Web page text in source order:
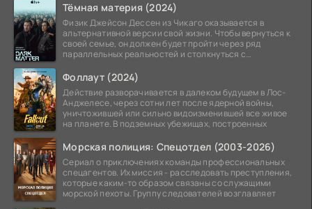
Тёмная материя (2024)
Физик Джейсон Дессен из Чикаго оказывается в
альтернативной версии свой жизни. Чтобы вернуться к
своей семье, он должен будет пройти через ряд
параллельных реальностей и столкнуться с
Фоллаут (2024)
Действие разворачивается в далеком будущем в Лос-
Анджелесе, через сотни лет после ядерной войны,
уничтожившей или сильно видоизменившей все живое
на планете. В подземных убежищах, построенных
Морская полиция: Спецотдел (2003-2026)
Сериал о приключениях команды профессиональных
спецагентов. Их миссия - расследовать преступления,
которые каким-то образом связаны со служащими
морской пехоты. Группу следователей возглавляет